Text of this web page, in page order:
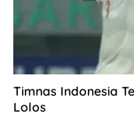
Timnas Indonesia
Lolos